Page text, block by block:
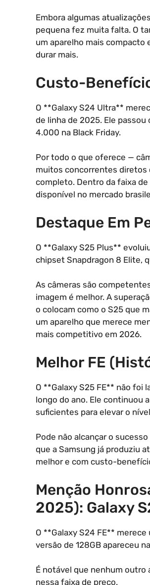
Embora algumas
pequena fez muita falta. O
um aparelho mais compacto
durar mais.
Custo-
O **Galaxy S24 Ultra**
de linha de 2025. Ele
4.000 na Black Friday.
Por todo o que oferece —
muitos concorrentes diretos
completo. Dentro da faixa
disponível no mercado
Destaque Em
O **Galaxy S25 Plus**
chipset Snapdragon 8 Elite,
As câmeras são
imagem é melhor. A
o colocam como o S25 que
um aparelho que merece
mais competitivo em 2026.
Melhor FE
O **Galaxy S25 FE** não foi
longo do ano. Ele continuou
suficientes para elevar o
Pode não alcançar o
que a Samsung já produziu
melhor e com custo-
Menção
2025): Galaxy
O **Galaxy S24 FE**
versão de 128GB apareceu
É notável que nenhum
nessa faixa de preço.